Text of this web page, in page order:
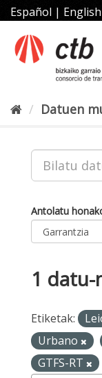
Joan
edukira
Español | English
Datuen
Antolatu
1
Etiketak:
Urbano
GTFS-RT